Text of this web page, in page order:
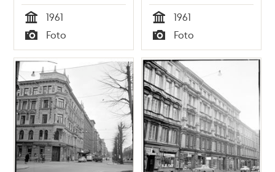
Tid
1961
Typ
Foto Tid
1961
Typ
Foto